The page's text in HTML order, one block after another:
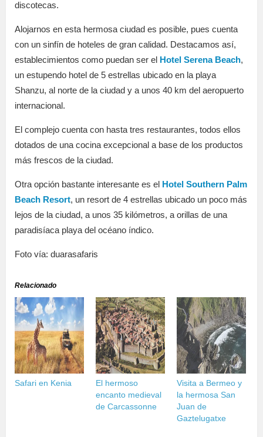
discotecas.
Alojarnos en esta hermosa ciudad es posible, pues cuenta
con un sinfín de hoteles de gran calidad. Destacamos así,
establecimientos como puedan ser el Hotel Serena Beach,
un estupendo hotel de 5 estrellas ubicado en la playa
Shanzu, al norte de la ciudad y a unos 40 km del aeropuerto
internacional.
El complejo cuenta con hasta tres restaurantes, todos ellos
dotados de una cocina excepcional a base de los productos
más frescos de la ciudad.
Otra opción bastante interesante es el Hotel Southern Palm
Beach Resort, un resort de 4 estrellas ubicado un poco más
lejos de la ciudad, a unos 35 kilómetros, a orillas de una
paradisíaca playa del océano índico.
Foto vía: duarasafaris
Relacionado
Safari en Kenia
El hermoso
encanto medieval
de Carcassonne
Visita a Bermeo y
la hermosa San
Juan de
Gaztelugatxe